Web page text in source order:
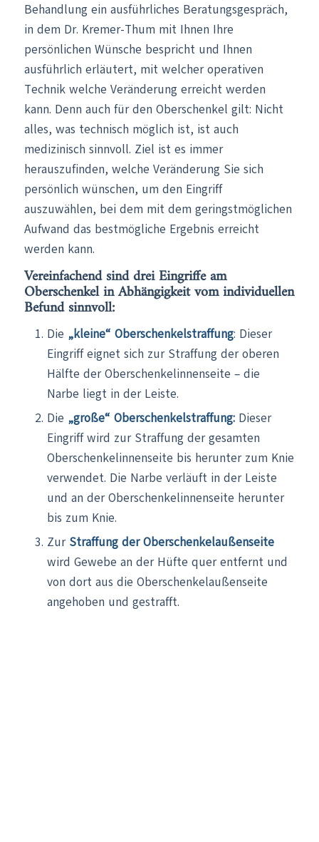
Behandlung ein ausführliches Beratungsgespräch,
in dem Dr. Kremer-Thum mit Ihnen Ihre
persönlichen Wünsche bespricht und Ihnen
ausführlich erläutert, mit welcher operativen
Technik welche Veränderung erreicht werden
kann. Denn auch für den Oberschenkel gilt: Nicht
alles, was technisch möglich ist, ist auch
medizinisch sinnvoll. Ziel ist es immer
herauszufinden, welche Veränderung Sie sich
persönlich wünschen, um den Eingriff
auszuwählen, bei dem mit dem geringstmöglichen
Aufwand das bestmögliche Ergebnis erreicht
werden kann.
Vereinfachend sind drei Eingriffe am
Oberschenkel in Abhängigkeit vom individuellen
Befund sinnvoll:
Die „kleine“ Oberschenkelstraffung: Dieser
Eingriff eignet sich zur Straffung der oberen
Hälfte der Oberschenkelinnenseite – die
Narbe liegt in der Leiste.
Die „große“ Oberschenkelstraffung: Dieser
Eingriff wird zur Straffung der gesamten
Oberschenkelinnenseite bis herunter zum Knie
verwendet. Die Narbe verläuft in der Leiste
und an der Oberschenkelinnenseite herunter
bis zum Knie.
Zur Straffung der Oberschenkelaußenseite
wird Gewebe an der Hüfte quer entfernt und
von dort aus die Oberschenkelaußenseite
angehoben und gestrafft.